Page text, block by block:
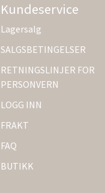
Kundeservice
Lagersalg
SALGSBETINGELSER
RETNINGSLINJER FOR
PERSONVERN
LOGG INN
FRAKT
FAQ
BUTIKK